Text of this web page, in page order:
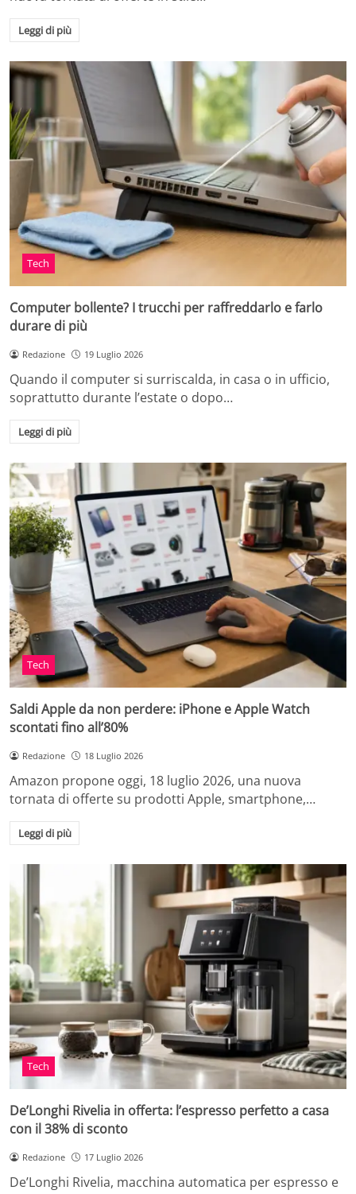
Leggi di più
Tech
Computer bollente? I trucchi per raffreddarlo e farlo
durare di più
Redazione 19 Luglio 2026
Quando il computer si surriscalda, in casa o in ufficio,
soprattutto durante l’estate o dopo…
Leggi di più
Tech
Saldi Apple da non perdere: iPhone e Apple Watch
scontati fino all’80%
Redazione 18 Luglio 2026
Amazon propone oggi, 18 luglio 2026, una nuova
tornata di offerte su prodotti Apple, smartphone,…
Leggi di più
Tech
De’Longhi Rivelia in offerta: l’espresso perfetto a casa
con il 38% di sconto
Redazione 17 Luglio 2026
De’Longhi Rivelia, macchina automatica per espresso e